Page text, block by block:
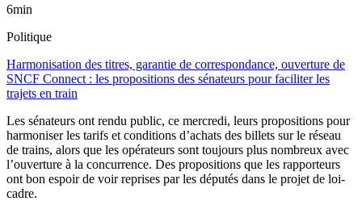
6min
Politique
Harmonisation des titres, garantie de correspondance, ouverture de
SNCF Connect : les propositions des sénateurs pour faciliter les
trajets en train
Les sénateurs ont rendu public, ce mercredi, leurs propositions pour
harmoniser les tarifs et conditions d’achats des billets sur le réseau
de trains, alors que les opérateurs sont toujours plus nombreux avec
l’ouverture à la concurrence. Des propositions que les rapporteurs
ont bon espoir de voir reprises par les députés dans le projet de loi-
cadre.